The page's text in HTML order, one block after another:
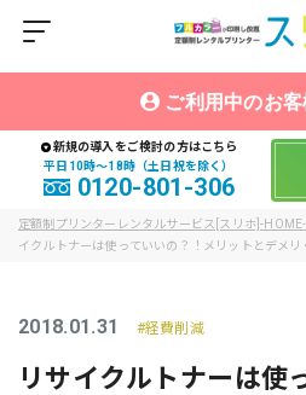
ご利用中のお
新規の導入をご検討の方はこちら
平日10時〜18時（土日祝を除く）
0120-801-306
定額制プリンターレンタルサービス[スリホ]-HOME-
イクルトナーは使っていいの？！メリットとデメリ
2018.01.31 経費削減
リサイクルトナーは使